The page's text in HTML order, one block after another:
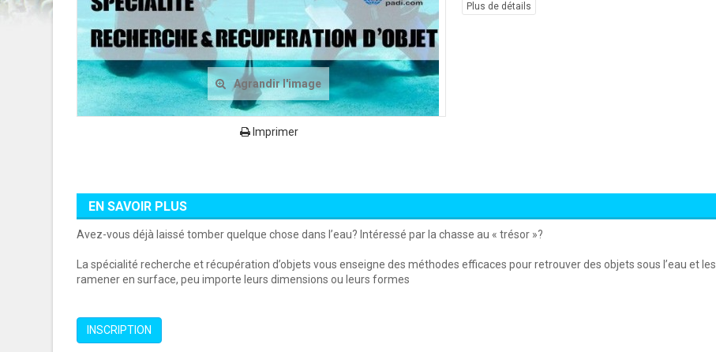
Agrandir l'image
Imprimer
Plus de détails
EN SAVOIR PLUS
Avez-vous déjà laissé tomber quelque chose dans l’eau? Intéressé par la chasse au « trésor »?
La spécialité recherche et récupération d’objets vous enseigne des méthodes efficaces pour retrouver des objets sous l’eau et les
ramener en surface, peu importe leurs dimensions ou leurs formes
INSCRIPTION